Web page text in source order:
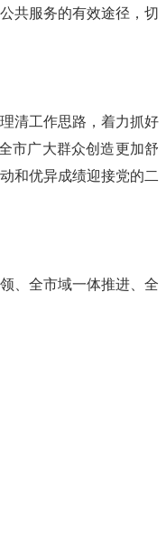
共服务的有效途径，切
清工作思路，着力抓好
市广大群众创造更加舒
和优异成绩迎接党的二
、全市域一体推进、全